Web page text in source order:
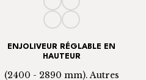
ENJOLIVEUR RÉGLABLE EN
HAUTEUR
(2400 - 2890 mm). Autres